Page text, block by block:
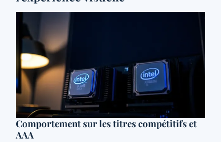
Comportement sur les titres compétitifs et
AAA